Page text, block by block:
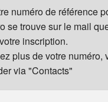
numéro de référence
se trouve sur le mail
inscription.
plus de votre numéro,
via "Contacts"